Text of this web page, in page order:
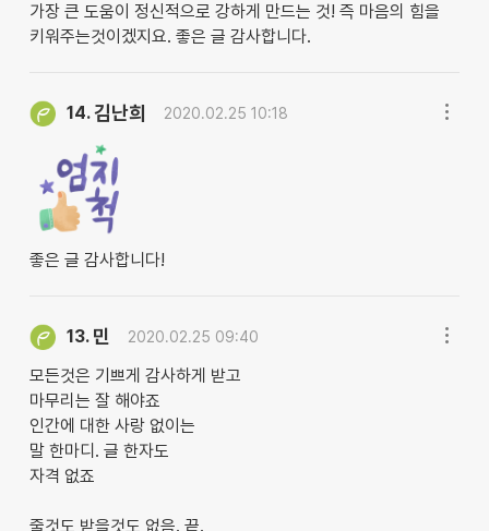
가장 큰 도움이 정신적으로 강하게 만드는 것! 즉 마음의 힘을
키워주는것이겠지요. 좋은 글 감사합니다.
14.김난희 2020.02.25 10:18
좋은 글 감사합니다!
13. 민 2020.02.25 09:40
모든것은 기쁘게 감사하게 받고
마무리는 잘 해야죠
인간에 대한 사랑 없이는
말 한마디. 글 한자도
자격 없죠
줄것도 받을것도 없음. 끝.